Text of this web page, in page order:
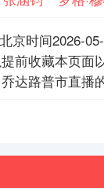
京时间2026-
前收藏本页面
达路普市直播